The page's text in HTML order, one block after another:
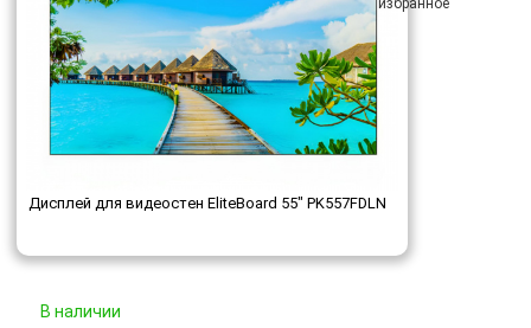
Дисплей для видеостен EliteBoard 55" PK557FDLN
В наличии